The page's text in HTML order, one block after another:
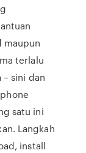
maupun
terlalu
sini dan
satu ini
Langkah
install